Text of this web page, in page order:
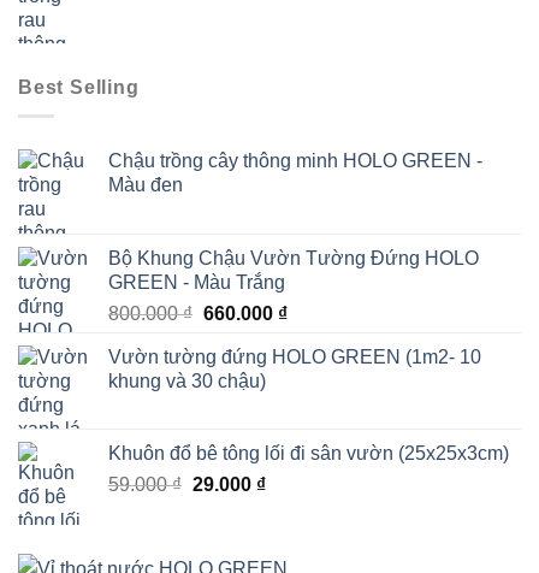
Best Selling
Chậu trồng cây thông minh HOLO GREEN -
Màu đen
Bộ Khung Chậu Vườn Tường Đứng HOLO
GREEN - Màu Trắng
800.000₫ Giá
là:
800.000 ₫.
660.000 ₫Giá
tại
Vườn tường đứng HOLO GREEN (1m2- 10
khung và 30 chậu)
Khuôn đổ bê tông lối đi sân vườn (25x25x3cm)
59.000₫ Giá
59.000 ₫.
29.000 ₫Giá
là: